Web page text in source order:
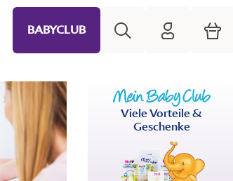
BABYCLUB HiPP Mein
Viele Vorteile &
Geschenke